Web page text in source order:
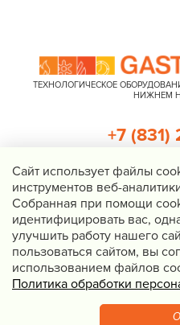
ТЕХНОЛОГИЧЕСКОЕ
НИЖНЕМ
Нижний Новгород,
Политика
+7 (831)
оборудования для предприятий
Cайт использует файлы
инструментов веб-
Собранная при помощи
идентифицировать вас,
улучшить работу нашего
пользоваться сайтом, вы
использованием файлов
Политика обработки